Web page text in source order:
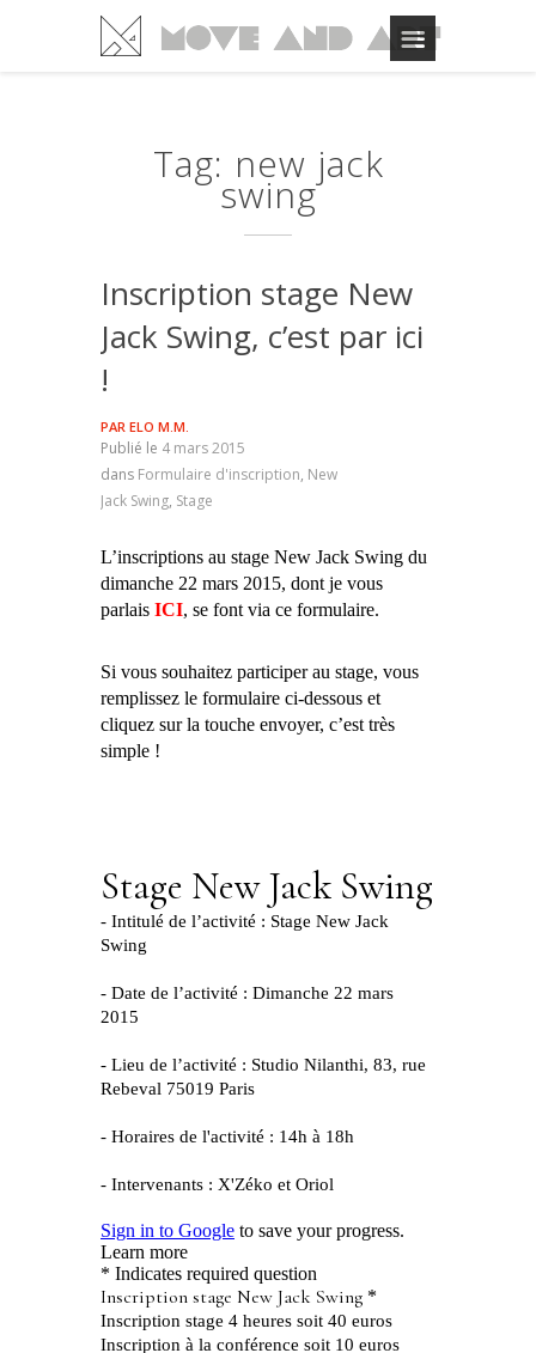
Tag: new jack
swing
Inscription stage New
Jack Swing, c’est par ici
!
PAR ELO M.M.
Publié le 4 mars 2015
dans Formulaire d'inscription, New
Jack Swing, Stage
L’inscriptions au stage New Jack Swing du
dimanche 22 mars 2015, dont je vous
parlais ICI, se font via ce formulaire.
Si vous souhaitez participer au stage, vous
remplissez le formulaire ci-dessous et
cliquez sur la touche envoyer, c’est très
simple !